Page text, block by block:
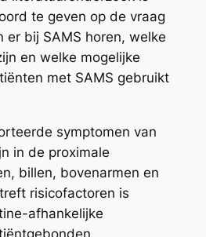
te geven op de vraag
er bij SAMS horen, welke
en welke mogelijke
met SAMS gebruikt
symptomen van
in de proximale
billen, bovenarmen en
risicofactoren is
afhankelijke